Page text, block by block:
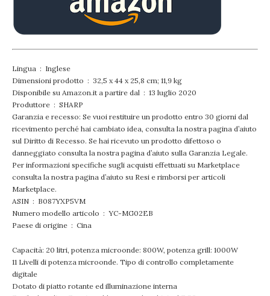
Lingua ‏ : ‎ Inglese
Dimensioni prodotto ‏ : ‎ 32,5 x 44 x 25,8 cm; 11,9 kg
Disponibile su Amazon.it a partire dal ‏ : ‎ 13 luglio 2020
Produttore ‏ : ‎ SHARP
Garanzia e recesso: Se vuoi restituire un prodotto entro 30 giorni dal
ricevimento perché hai cambiato idea, consulta la nostra pagina d’aiuto
sul Diritto di Recesso. Se hai ricevuto un prodotto difettoso o
danneggiato consulta la nostra pagina d’aiuto sulla Garanzia Legale.
Per informazioni specifiche sugli acquisti effettuati su Marketplace
consulta la nostra pagina d’aiuto su Resi e rimborsi per articoli
Marketplace.
ASIN ‏ : ‎ B087YXP5VM
Numero modello articolo ‏ : ‎ YC-MG02EB
Paese di origine ‏ : ‎ Cina
Capacità: 20 litri, potenza microonde: 800W, potenza grill: 1000W
11 Livelli di potenza microonde. Tipo di controllo completamente
digitale
Dotato di piatto rotante ed illuminazione interna